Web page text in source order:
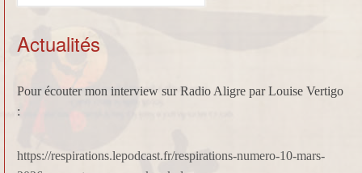
:
Actualités
Pour écouter mon interview sur Radio Aligre par Louise Vertigo
:
https://respirations.lepodcast.fr/respirations-numero-10-mars-